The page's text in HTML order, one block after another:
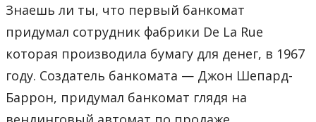
Знаешь ли ты, что первый банкомат
придумал сотрудник фабрики De La Rue
которая производила бумагу для денег, в 1967
году. Создатель банкомата — Джон Шепард-
Баррон, придумал банкомат глядя на